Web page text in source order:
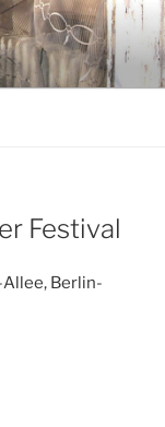
Festival
Berlin-